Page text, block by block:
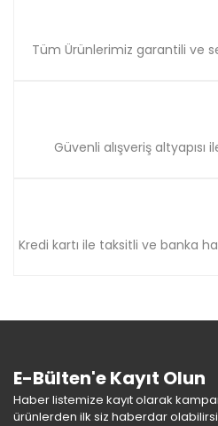
Tüm Ürünlerimiz garantili ve
Güvenli alışveriş altyapısı
Kredi kartı ile taksitli ve banka
E-Bülten'e Kayıt Olun
Haber listemize kayıt olarak
ürünlerden ilk siz haberdar